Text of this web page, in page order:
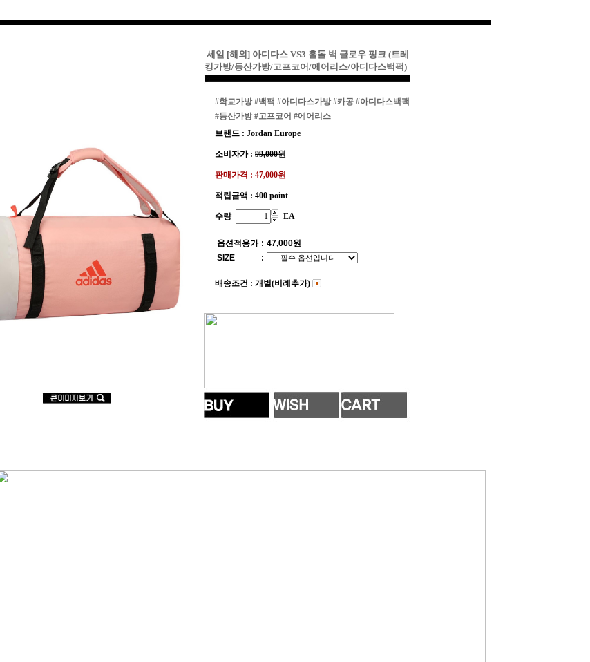
세일 [해외] 아디다스 VS3 홀돌 백 글로우 핑크 (트레
킹가방/등산가방/고프코어/에어리스/아디다스백팩)
#학교가방 #백팩 #아디다스가방 #카공 #아디다스백팩
#등산가방 #고프코어 #에어리스
브랜드 : Jordan Europe
소비자가 : 99,000원
판매가격 : 47,000원
적립금액 : 400 point
수량 EA
옵션적용가 : 47,000원
SIZE
:
배송조건 : 개별(비례추가)